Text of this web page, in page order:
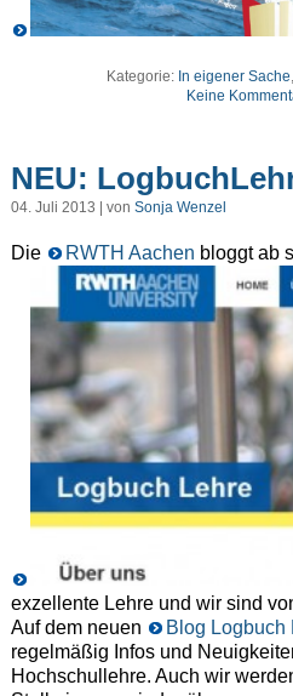
Kategorie: In eigener Sache
Keine
NEU:
04. Juli 2013 | von Sonja Wenzel
Die RWTH Aachen bloggt ab
exzellente Lehre und wir sind
Auf dem neuen
Blog Logbuch
regelmäßig Infos und
Hochschullehre. Auch wir